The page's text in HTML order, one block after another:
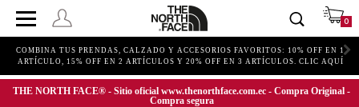
0
COMBINA TUS PRENDAS, CALZADO Y ACCESORIOS FAVORITOS: 10% OFF EN 1
ARTÍCULO, 15% OFF EN 2 ARTÍCULOS Y 20% OFF EN 3 ARTÍCULOS. CLIC AQUÍ
THE NORTH FACE® - Sitio oficial www.thenorthface.com.ec - Compra Original -
Compra segura